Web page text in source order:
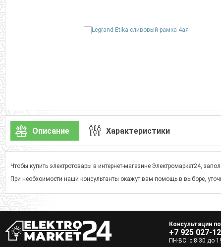
Описание Характеристики
Чтобы купить электротовары в интернет-магазине Электромаркет24,
При необхоимости наши консультанты окажут вам помощь в выборе,
Консультации
+7 925 027-
ПН-ВС: с 8:30 до